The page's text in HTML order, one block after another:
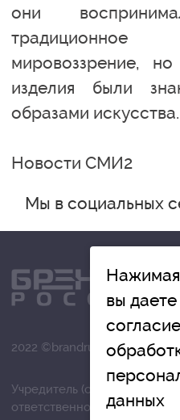
они
мировоззрение,
изделия были
образами искусства.
Новости СМИ2
Мы в социальных
2022 ©brandrussia.online |
Учредитель
ответственностью
вы даете
данных